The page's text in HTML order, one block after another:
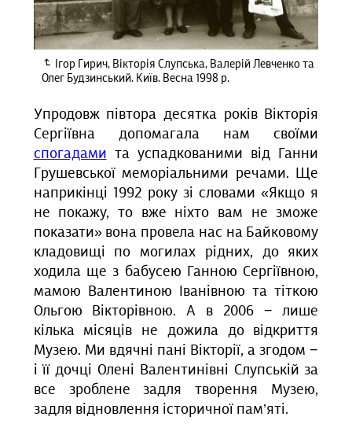
Ігор Гирич, Вікторія Слупська, Валерій Левченко та
Олег Будзинський. Київ. Весна 1998 р.
Упродовж півтора десятка років Вікторія
Сергіївна допомагала нам своїми
спогадами та успадкованими від Ганни
Грушевської меморіальними речами. Ще
наприкінці 1992 року зі словами «Якщо я
не покажу, то вже ніхто вам не зможе
показати» вона провела нас на Байковому
кладовищі по могилах рідних, до яких
ходила ще з бабусею Ганною Сергіївною,
мамою Валентиною Іванівною та тіткою
Ольгою Вікторівною. А в 2006 − лише
кілька місяців не дожила до відкриття
Музею. Ми вдячні пані Вікторії, а згодом −
і її дочці Олені Валентинівні Слупській за
все зроблене задля творення Музею,
задля відновлення історичної пам’яті.